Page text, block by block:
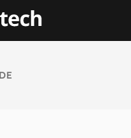
em primeira